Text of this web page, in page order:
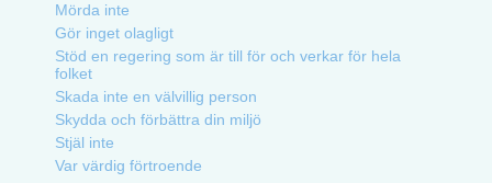
Mörda inte
Gör inget olagligt
Stöd en regering som är till för och verkar för hela
folket
Skada inte en välvillig person
Skydda och förbättra din miljö
Stjäl inte
Var värdig förtroende